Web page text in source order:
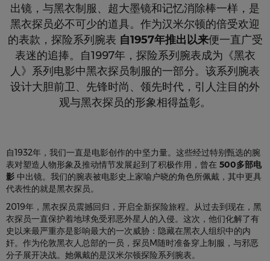
出镜，与黑衣制服、超大墨镜和记忆消除棒一样，是
黑衣探员必不可少的道具。作为汉米尔顿的倍受欢迎
的表款，探险系列腕表 自1957年推出以来便一直广受
表迷的追捧。自1997年，探险系列腕表成为《黑衣
人》系列电影中黑衣探员制服的一部分。该系列腕表
设计大胆前卫、先锋时尚、领先时代，引人注目的外
观与黑衣探员的形象相得益彰。
自1932年，我们一直是电影创作的中坚力量。这些经过特别甄选的腕
表对塑造人物形象及推动情节发展起到了积极作用，曾在 500多部电
影 中出镜。我们的腕表被电影史上家喻户晓的角色所佩戴，其中更具
代表性的就是黑衣探员。
2019年，黑衣探员震撼回归，开启全新探险旅程。从过去到现在，黑
衣探员一直保护着地球免受邪恶外星人的入侵。这次，他们化解了有
史以来最严重亦是影响最大的一次威胁：隐藏在黑衣人组织中的内
奸。作为伦敦黑衣人总部的一员，探员M随时准备穿上制服，与邪恶
分子展开决战。她佩戴的是汉米尔顿探险系列腕表。